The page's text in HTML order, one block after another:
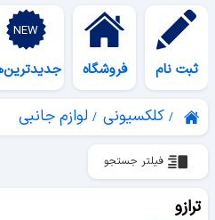
ثبت نام فروشگاه
کلکسیونی لوازم جانبی
فیلتر جستجو
ترازو